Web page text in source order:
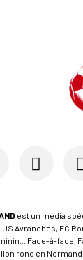
est un média
Avranches, FC
Face-à-face,
rond en